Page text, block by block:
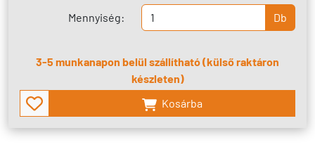
Mennyiség: Db
3-5 munkanapon belül szállítható (külső raktáron
készleten)
Kosárba